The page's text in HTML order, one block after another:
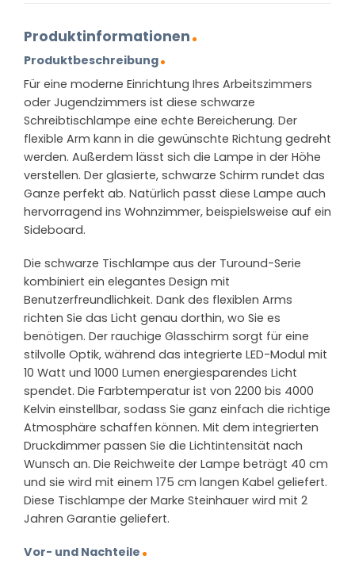
Produktinformationen
Produktbeschreibung
Für eine moderne Einrichtung Ihres Arbeitszimmers
oder Jugendzimmers ist diese schwarze
Schreibtischlampe eine echte Bereicherung. Der
flexible Arm kann in die gewünschte Richtung gedreht
werden. Außerdem lässt sich die Lampe in der Höhe
verstellen. Der glasierte, schwarze Schirm rundet das
Ganze perfekt ab. Natürlich passt diese Lampe auch
hervorragend ins Wohnzimmer, beispielsweise auf ein
Sideboard.
Die schwarze Tischlampe aus der Turound-Serie
kombiniert ein elegantes Design mit
Benutzerfreundlichkeit. Dank des flexiblen Arms
richten Sie das Licht genau dorthin, wo Sie es
benötigen. Der rauchige Glasschirm sorgt für eine
stilvolle Optik, während das integrierte LED-Modul mit
10 Watt und 1000 Lumen energiesparendes Licht
spendet. Die Farbtemperatur ist von 2200 bis 4000
Kelvin einstellbar, sodass Sie ganz einfach die richtige
Atmosphäre schaffen können. Mit dem integrierten
Druckdimmer passen Sie die Lichtintensität nach
Wunsch an. Die Reichweite der Lampe beträgt 40 cm
und sie wird mit einem 175 cm langen Kabel geliefert.
Diese Tischlampe der Marke Steinhauer wird mit 2
Jahren Garantie geliefert.
Vor- und Nachteile